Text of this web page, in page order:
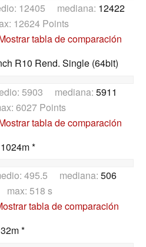
12405 mediana: 12422
12624 Points
tabla de comparación
R10 Rend. Single (64bit)
5903 mediana: 5911
6027 Points
tabla de comparación
*
495.5 mediana: 506
max: 518 s
tabla de comparación
*